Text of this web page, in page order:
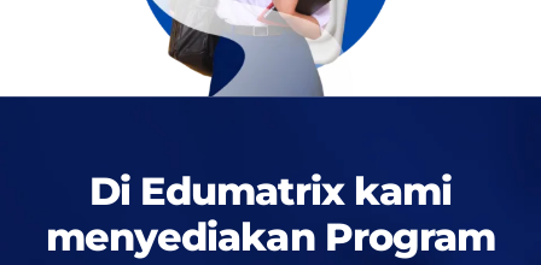
Di Edumatrix kami
menyediakan Program